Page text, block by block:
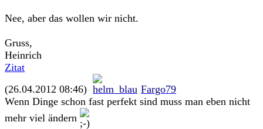
Nee, aber das wollen wir nicht.
Gruss,
Heinrich
Zitat
(26.04.2012 08:46)
Fargo79
Wenn Dinge schon fast perfekt sind muss man eben nicht
mehr viel ändern